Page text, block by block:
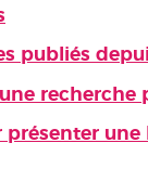
publiés
recherche
une